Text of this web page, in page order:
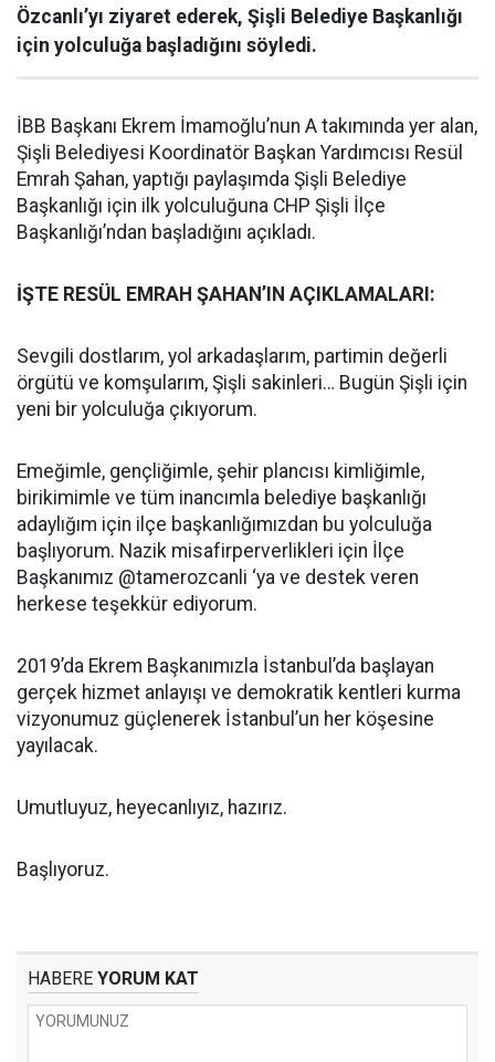
Özcanlı’yı ziyaret ederek, Şişli Belediye Başkanlığı
için yolculuğa başladığını söyledi.
İBB Başkanı Ekrem İmamoğlu’nun A takımında yer alan,
Şişli Belediyesi Koordinatör Başkan Yardımcısı Resül
Emrah Şahan, yaptığı paylaşımda Şişli Belediye
Başkanlığı için ilk yolculuğuna CHP Şişli İlçe
Başkanlığı’ndan başladığını açıkladı.
İŞTE RESÜL EMRAH ŞAHAN’IN AÇIKLAMALARI:
Sevgili dostlarım, yol arkadaşlarım, partimin değerli
örgütü ve komşularım, Şişli sakinleri… Bugün Şişli için
yeni bir yolculuğa çıkıyorum.
Emeğimle, gençliğimle, şehir plancısı kimliğimle,
birikimimle ve tüm inancımla belediye başkanlığı
adaylığım için ilçe başkanlığımızdan bu yolculuğa
başlıyorum. Nazik misafirperverlikleri için İlçe
Başkanımız @tamerozcanli ‘ya ve destek veren
herkese teşekkür ediyorum.
2019’da Ekrem Başkanımızla İstanbul’da başlayan
gerçek hizmet anlayışı ve demokratik kentleri kurma
vizyonumuz güçlenerek İstanbul’un her köşesine
yayılacak.
Umutluyuz, heyecanlıyız, hazırız.
Başlıyoruz.
HABERE YORUM KAT